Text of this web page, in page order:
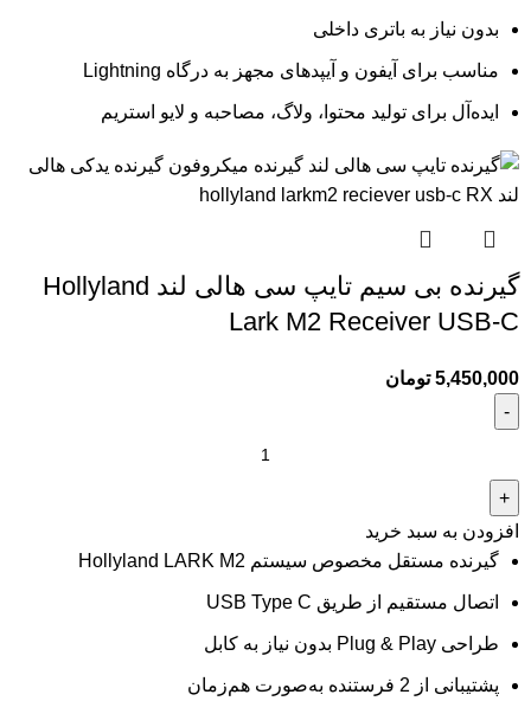
بدون نیاز به باتری داخلی
مناسب برای آیفون و آیپدهای مجهز به درگاه Lightning
ایده‌آل برای تولید محتوا، ولاگ، مصاحبه و لایو استریم
گیرنده بی سیم تایپ سی هالی لند Hollyland
Lark M2 Receiver USB-C
5,450,000 تومان
افزودن به سبد خرید
گیرنده مستقل مخصوص سیستم Hollyland LARK M2
اتصال مستقیم از طریق USB Type C
طراحی Plug & Play بدون نیاز به کابل
پشتیبانی از 2 فرستنده به‌صورت هم‌زمان